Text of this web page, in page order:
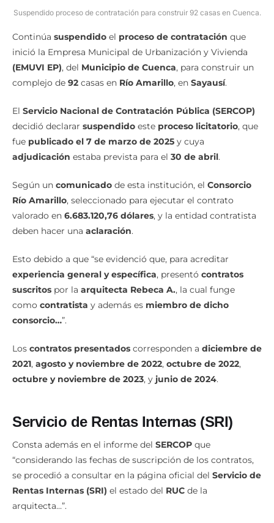
Suspendido proceso de contratación para construir 92 casas en Cuenca.
Continúa suspendido el proceso de contratación que
inició la Empresa Municipal de Urbanización y Vivienda
(EMUVI EP), del Municipio de Cuenca, para construir un
complejo de 92 casas en Río Amarillo, en Sayausí.
El Servicio Nacional de Contratación Pública (SERCOP)
decidió declarar suspendido este proceso licitatorio, que
fue publicado el 7 de marzo de 2025 y cuya
adjudicación estaba prevista para el 30 de abril.
Según un comunicado de esta institución, el Consorcio
Río Amarillo, seleccionado para ejecutar el contrato
valorado en 6.683.120,76 dólares, y la entidad contratista
deben hacer una aclaración.
Esto debido a que “se evidenció que, para acreditar
experiencia general y específica, presentó contratos
suscritos por la arquitecta Rebeca A., la cual funge
como contratista y además es miembro de dicho
consorcio…”.
Los contratos presentados corresponden a diciembre de
2021, agosto y noviembre de 2022, octubre de 2022,
octubre y noviembre de 2023, y junio de 2024.
Servicio de Rentas Internas (SRI)
Consta además en el informe del SERCOP que
“considerando las fechas de suscripción de los contratos,
se procedió a consultar en la página oficial del Servicio de
Rentas Internas (SRI) el estado del RUC de la
arquitecta…”.